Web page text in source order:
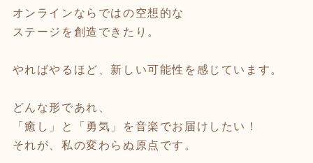
オンラインならではの空想的な
ステージを創造できたり。
やればやるほど、新しい可能性を感じています。
どんな形であれ、
「癒し」と「勇気」を音楽でお届けしたい！
それが、私の変わらぬ原点です。